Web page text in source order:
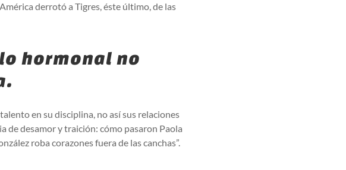
derrotó a Tigres, éste último, de las
hormonal no
en su disciplina, no así sus relaciones
de desamor y traición: cómo pasaron Paola
roba corazones fuera de las canchas”.